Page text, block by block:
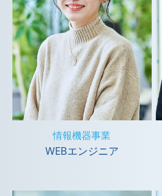
情報機器事業
WEBエンジニア